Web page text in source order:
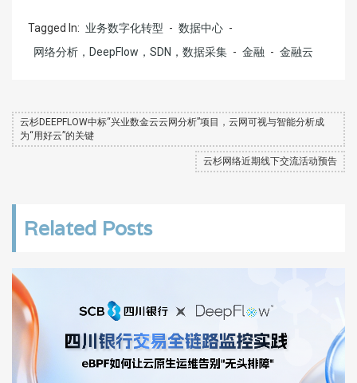
Tagged In: 业务数字化转型 - 数据中心 -
网络分析，DeepFlow，SDN，数据采集 - 金融 - 金融云
云杉DEEPFLOW中标“兴业数金云云网分析”项目，云网可视与智能分析成
为“用好云”的关键
云杉网络近期线下交流活动预告
Related Posts